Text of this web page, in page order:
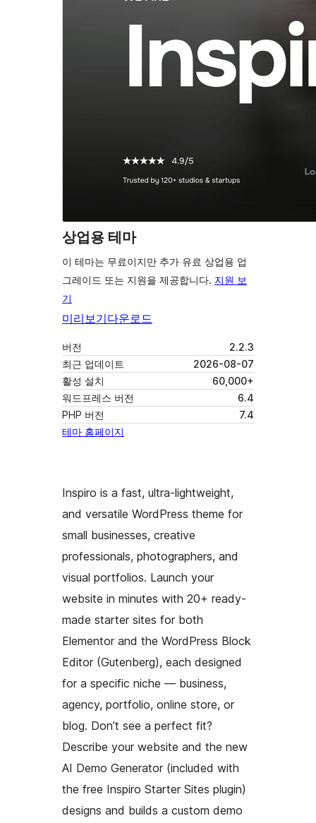
상업용 테마
이 테마는 무료이지만 추가 유료 상업용 업
그레이드 또는 지원을 제공합니다. 지원 보
기
미리보기다운로드
버전
2.2.3
최근 업데이트
2026-08-07
활성 설치
60,000+
워드프레스 버전
6.4
PHP 버전
7.4
테마 홈페이지
Inspiro is a fast, ultra-lightweight,
and versatile WordPress theme for
small businesses, creative
professionals, photographers, and
visual portfolios. Launch your
website in minutes with 20+ ready-
made starter sites for both
Elementor and the WordPress Block
Editor (Gutenberg), each designed
for a specific niche — business,
agency, portfolio, online store, or
blog. Don’t see a perfect fit?
Describe your website and the new
AI Demo Generator (included with
the free Inspiro Starter Sites plugin)
designs and builds a custom demo